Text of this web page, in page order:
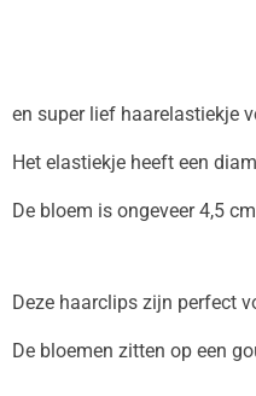
en super lief haarelastiekje
Het elastiekje heeft een
De bloem is ongeveer 4,5
Deze haarclips zijn perfect
De bloemen zitten op een